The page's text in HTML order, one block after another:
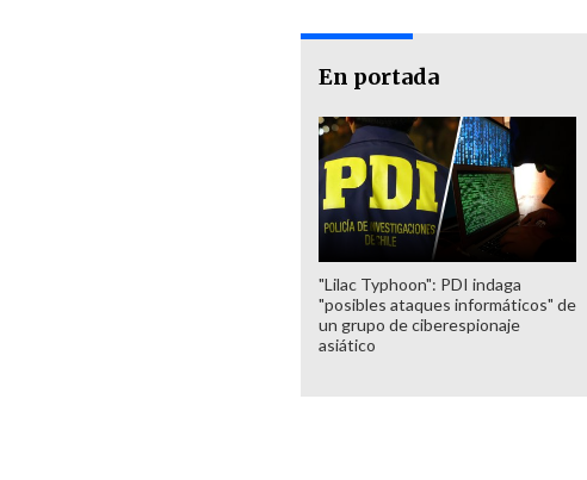
En portada
"Lilac Typhoon": PDI indaga
"posibles ataques informáticos" de
un grupo de ciberespionaje
asiático